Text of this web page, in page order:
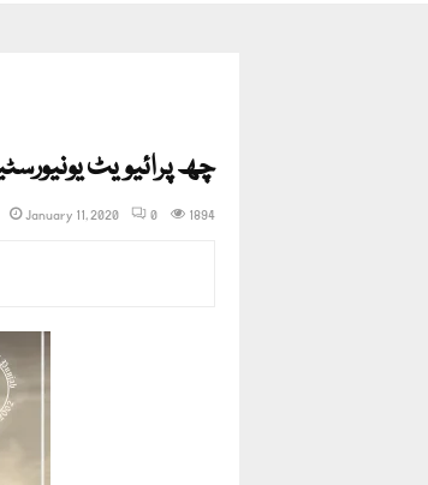
چھ پرائیویٹ یونیورسٹیوں/ کالجز۔
January 11, 2020 0 1894